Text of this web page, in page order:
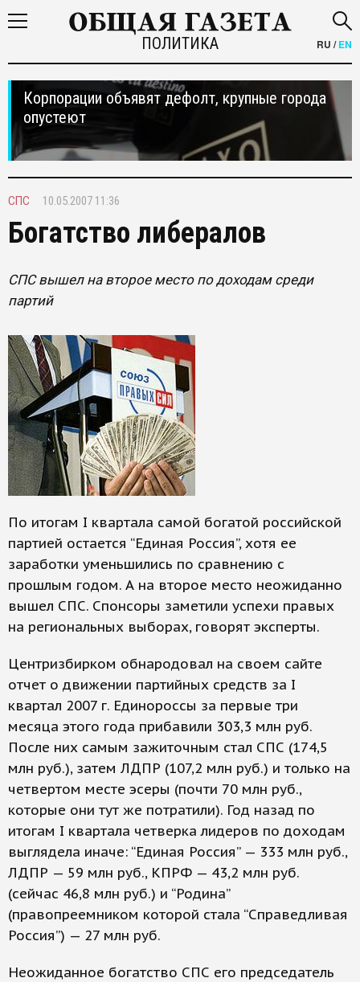
ПОЛИТИКА RU /EN
Корпорации объявят дефолт, крупные города
опустеют
СПС 10.05.2007 11:36
Богатство либералов
СПС вышел на второе место по доходам среди
партий
По итогам I квартала самой богатой российской
партией остается “Единая Россия”, хотя ее
заработки уменьшились по сравнению с
прошлым годом. А на второе место неожиданно
вышел СПС. Спонсоры заметили успехи правых
на региональных выборах, говорят эксперты.
Центризбирком обнародовал на своем сайте
отчет о движении партийных средств за I
квартал 2007 г. Единороссы за первые три
месяца этого года прибавили 303,3 млн руб.
После них самым зажиточным стал СПС (174,5
млн руб.), затем ЛДПР (107,2 млн руб.) и только на
четвертом месте эсеры (почти 70 млн руб.,
которые они тут же потратили). Год назад по
итогам I квартала четверка лидеров по доходам
выглядела иначе: “Единая Россия” — 333 млн руб.,
ЛДПР — 59 млн руб., КПРФ — 43,2 млн руб.
(сейчас 46,8 млн руб.) и “Родина”
(правопреемником которой стала “Справедливая
Россия”) — 27 млн руб.
Неожиданное богатство СПС его председатель